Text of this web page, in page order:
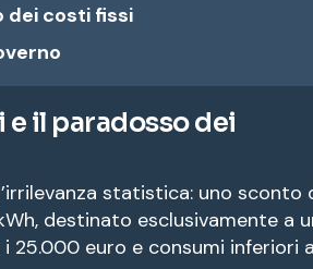
dei costi fissi
e il paradosso dei
statistica: uno sconto
destinato esclusivamente a
25.000 euro e consumi inferiori a